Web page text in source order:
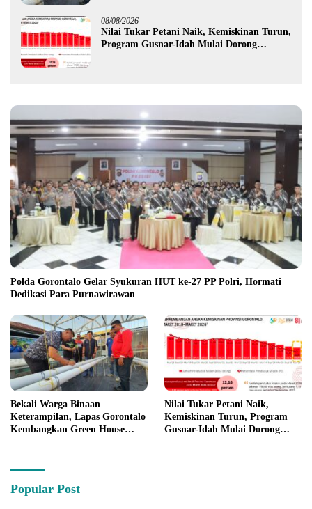
08/08/2026
Nilai Tukar Petani Naik, Kemiskinan Turun,
Program Gusnar-Idah Mulai Dorong
Polda Gorontalo Gelar Syukuran HUT ke-27 PP Polri, Hormati
Dedikasi Para Purnawirawan
Bekali Warga Binaan
Keterampilan, Lapas Gorontalo
Kembangkan Green House
Nilai Tukar Petani Naik,
Kemiskinan Turun, Program
Gusnar-Idah Mulai Dorong
Popular Post